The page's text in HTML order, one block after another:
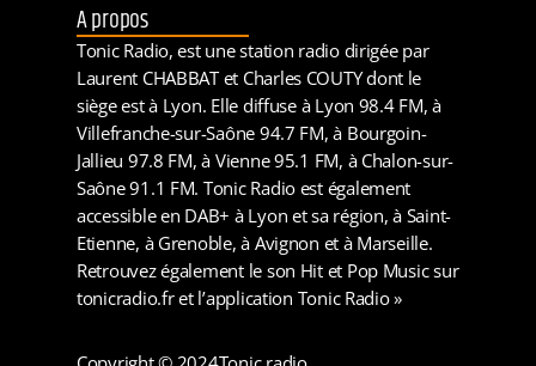
A propos
Tonic Radio, est une station radio dirigée par
Laurent CHABBAT et Charles COUTY dont le
siège est à Lyon. Elle diffuse à Lyon 98.4 FM, à
Villefranche-sur-Saône 94.7 FM, à Bourgoin-
Jallieu 97.8 FM, à Vienne 95.1 FM, à Chalon-sur-
Saône 91.1 FM. Tonic Radio est également
accessible en DAB+ à Lyon et sa région, à Saint-
Etienne, à Grenoble, à Avignon et à Marseille.
Retrouvez également le son Hit et Pop Music sur
tonicradio.fr et l’application Tonic Radio »